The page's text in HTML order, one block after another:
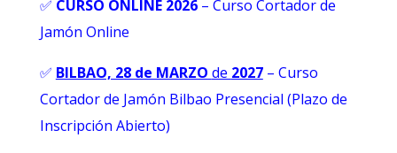
✅ CURSO ONLINE 2026– Curso Cortador de
Jamón Online
✅ BILBAO, 28 de MARZO de 2027– Curso
Cortador de Jamón Bilbao Presencial (Plazo de
Inscripción Abierto)